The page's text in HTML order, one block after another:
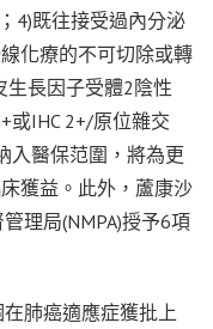
4)既往接受過內分泌
化療的不可切除或轉
生長因子受體2陰性
或IHC 2+/原位雜交
入醫保范圍，將為更
獲益。此外，蘆康沙
理局(NMPA)授予6項
肺癌適應症獲批上